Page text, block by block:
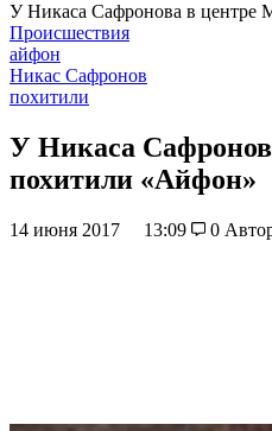
У Никаса Сафронова в центре
Происшествия
айфон
Никас Сафронов
похитили
У Никаса
похитили «Айфон»
14 июня 2017 13:09 0